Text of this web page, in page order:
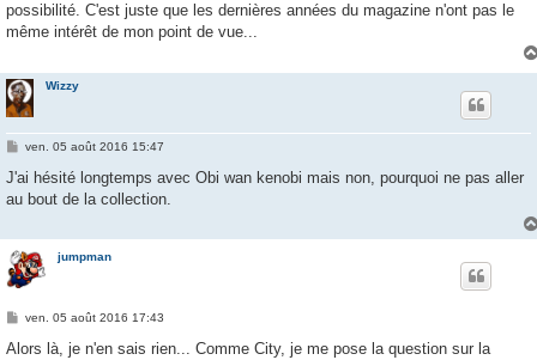
possibilité. C'est juste que les dernières années du magazine n'ont pas le
même intérêt de mon point de vue...
Wizzy
M
s
a
ven. 05 août 2016 15:47
J'ai hésité longtemps avec Obi wan kenobi mais non, pourquoi ne pas aller
au bout de la collection.
jumpman
M
s
ven. 05 août 2016 17:43
Alors là, je n'en sais rien... Comme City, je me pose la question sur la